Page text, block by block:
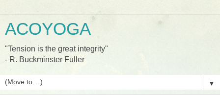
ACOYOGA
"Tension is the great integrity"
- R. Buckminster Fuller
▼